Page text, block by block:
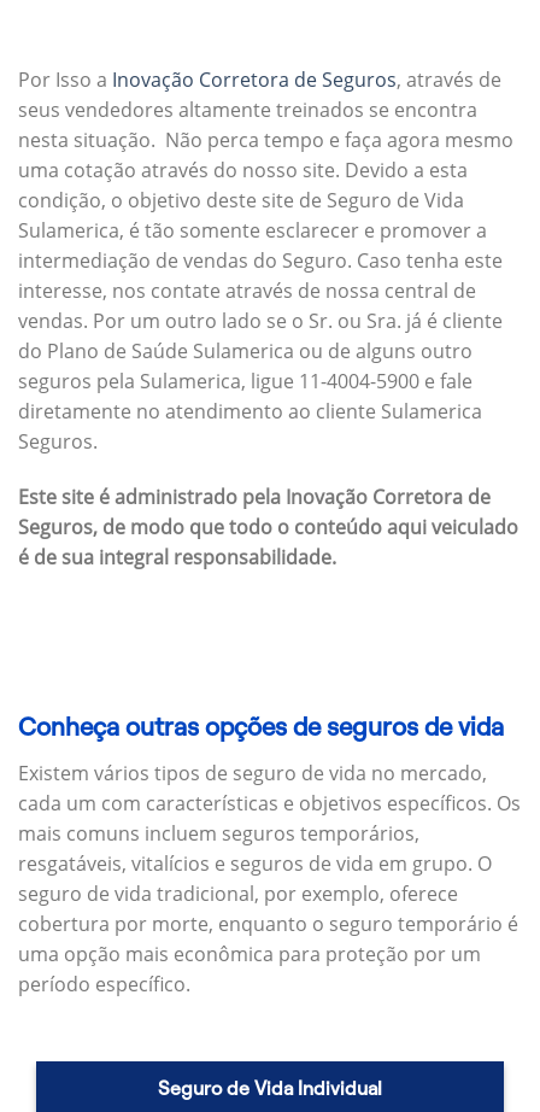
Por Isso a Inovação Corretora de Seguros, através de
seus vendedores altamente treinados se encontra
nesta situação. Não perca tempo e faça agora mesmo
uma cotação através do nosso site. Devido a esta
condição, o objetivo deste site de Seguro de Vida
Sulamerica, é tão somente esclarecer e promover a
intermediação de vendas do Seguro. Caso tenha este
interesse, nos contate através de nossa central de
vendas. Por um outro lado se o Sr. ou Sra. já é cliente
do Plano de Saúde Sulamerica ou de alguns outro
seguros pela Sulamerica, ligue 11-4004-5900 e fale
diretamente no atendimento ao cliente Sulamerica
Seguros.
Este site é administrado pela Inovação Corretora de
Seguros, de modo que todo o conteúdo aqui veiculado
é de sua integral responsabilidade.
Conheça outras opções de seguros de vida
Existem vários tipos de seguro de vida no mercado,
cada um com características e objetivos específicos. Os
mais comuns incluem seguros temporários,
resgatáveis, vitalícios e seguros de vida em grupo. O
seguro de vida tradicional, por exemplo, oferece
cobertura por morte, enquanto o seguro temporário é
uma opção mais econômica para proteção por um
período específico.
Seguro de Vida Individual